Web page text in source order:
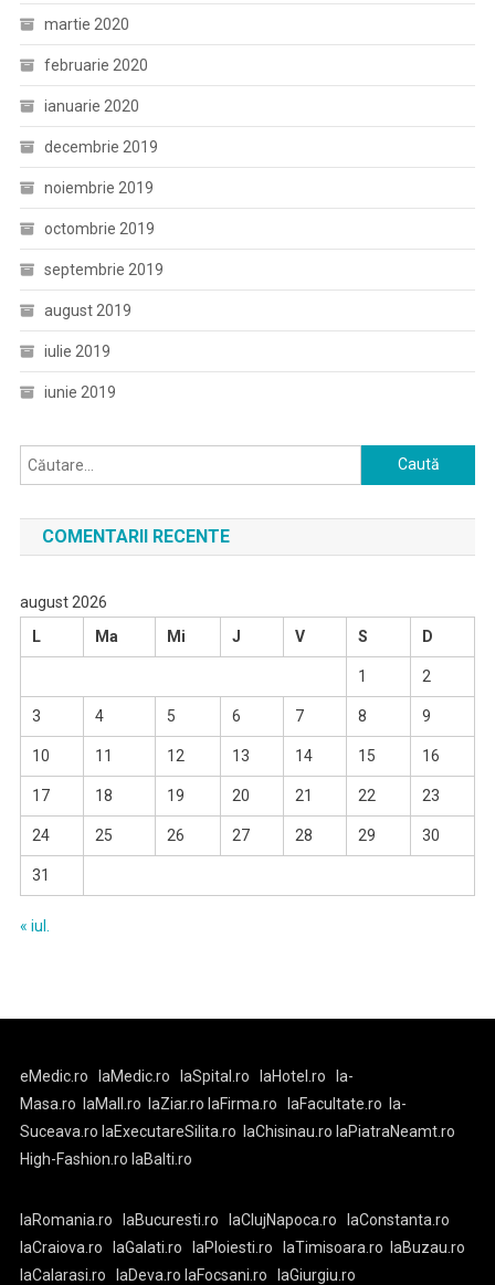
martie 2020
februarie 2020
ianuarie 2020
decembrie 2019
noiembrie 2019
octombrie 2019
septembrie 2019
august 2019
iulie 2019
iunie 2019
Caută
după:
COMENTARII RECENTE
august 2026
L
Ma Mi J V S D
1 2
3 4 5 6 7 8 9
10 11 12 13 14 15 16
17 18 19 20 21 22 23
24 25 26 27 28 29 30
31
« iul.
eMedic.ro laMedic.ro laSpital.ro laHotel.ro
la-
Masa.ro
laMall.ro laZiar.ro laFirma.ro laFacultate.ro
la-
Suceava.ro laExecutareSilita.ro laChisinau.ro laPiatraNeamt.ro
High-Fashion.ro laBalti.ro
laRomania.ro laBucuresti.ro laClujNapoca.ro
laConstanta.ro
laCraiova.ro
laGalati.ro laPloiesti.ro laTimisoara.ro
laBuzau.ro
laCalarasi.ro
laDeva.ro laFocsani.ro laGiurgiu.ro